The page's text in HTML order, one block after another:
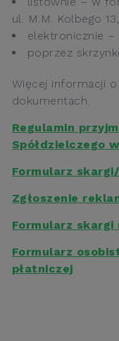
ul. M.M. Kolbego
elektronicznie –
poprzez
Więcej informacji
dokumentach.
Regulamin
Spółdzielczego
Formularz
Zgłoszenie
Formularz
Formularz
płatniczej